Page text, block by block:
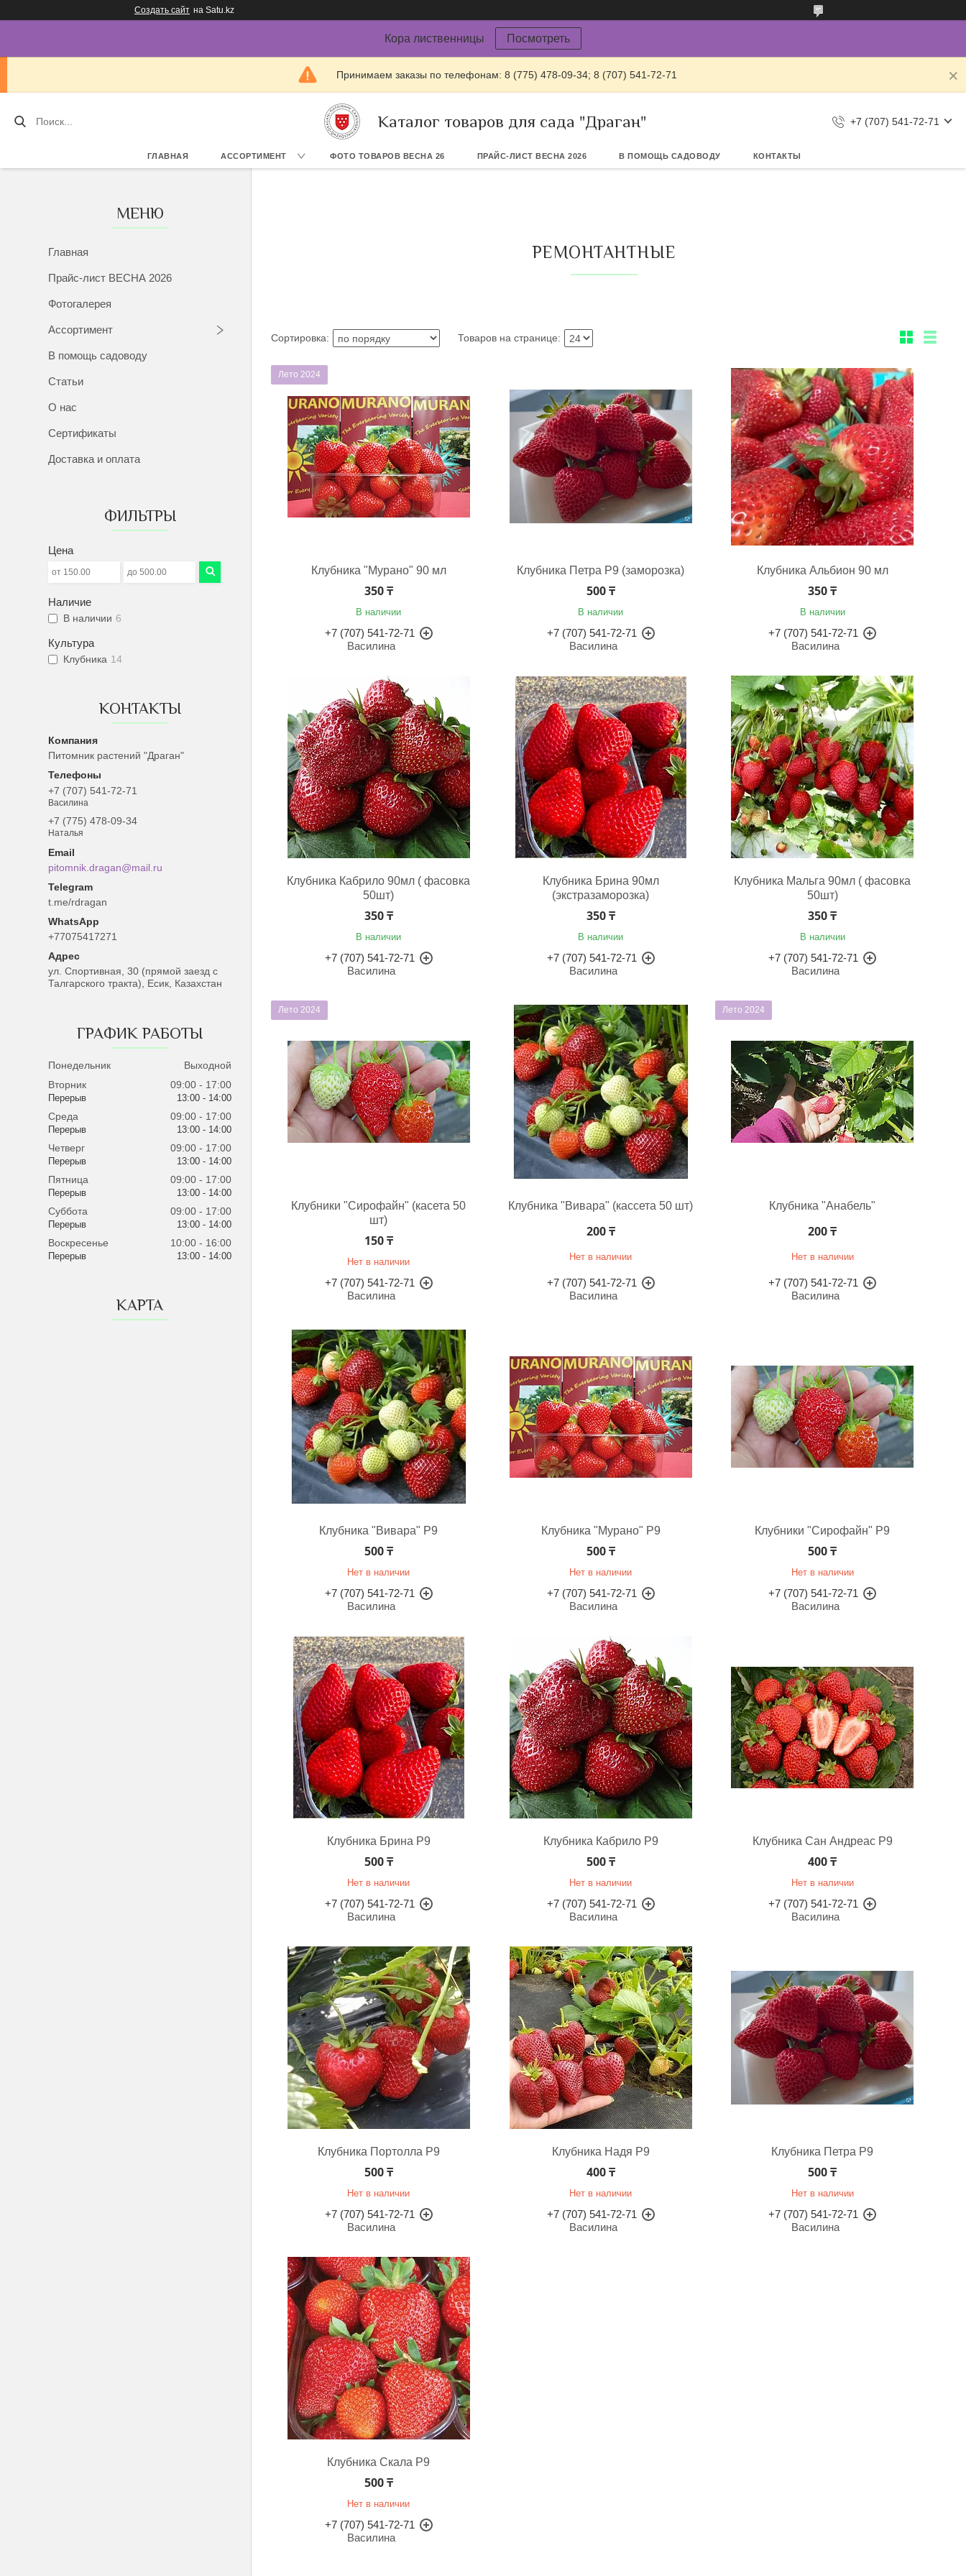
Создать сайт на Satu.kz
Кора лиственницы Посмотреть
Принимаем заказы по телефонам: 8 (775) 478-09-34; 8 (707) 541-72-71
Каталог товаров для сада "Драган" +7 (707) 541-72-71
ГЛАВНАЯ АССОРТИМЕНТ ФОТО ТОВАРОВ ВЕСНА 26 ПРАЙС-ЛИСТ ВЕСНА 2026 В ПОМОЩЬ САДОВОДУ КОНТАКТЫ
Главная
Прайс-лист ВЕСНА 2026
Фотогалерея
Ассортимент
В помощь садоводу
Статьи
О нас
Сертификаты
Доставка и оплата
ФИЛЬТРЫ
Цена
Наличие
В наличии 6
Культура
Клубника 14
КОНТАКТЫ
Питомник растений "Драган"
+7 (707) 541-72-71
Василина
+7 (775) 478-09-34
Наталья
pitomnik.dragan@mail.ru
t.me/rdragan
+77075417271
ул. Спортивная, 30 (прямой заезд с
Талгарского тракта), Есик, Казахстан
ГРАФИК РАБОТЫ
Понедельник
Выходной
Вторник
09:00 17:00
13:00 14:00
Среда 09:00 17:00
13:00 14:00
Четверг 09:00 17:00
13:00 14:00
Пятница 09:00 17:00
13:00 14:00
Суббота 09:00 17:00
13:00 14:00
Воскресенье 10:00 16:00
13:00 14:00
КАРТА
РЕМОНТАНТНЫЕ
Лето 2024
Клубника "Мурано" 90 мл
350 ₸
В наличии
+7 (707) 541-72-71
Василина
Клубника Петра Р9 (заморозка)
500 ₸
В наличии
+7 (707) 541-72-71
Василина
Клубника Альбион 90 мл
350 ₸
В наличии
+7 (707) 541-72-71
Василина
Клубника Кабрило 90мл ( фасовка
50шт)
350 ₸
В наличии
+7 (707) 541-72-71
Василина
Клубника Брина 90мл
(экстразаморозка)
350 ₸
В наличии
+7 (707) 541-72-71
Василина
Клубника Мальга 90мл ( фасовка
50шт)
350 ₸
В наличии
+7 (707) 541-72-71
Василина
Лето 2024
Клубники "Сирофайн" (касета 50
шт)
150 ₸
Нет в наличии
+7 (707) 541-72-71
Василина
Клубника "Вивара" (кассета 50 шт)
200 ₸
Нет в наличии
+7 (707) 541-72-71
Василина
Лето 2024
Клубника "Анабель"
200 ₸
Нет в наличии
+7 (707) 541-72-71
Василина
Клубника "Вивара" Р9
500 ₸
Нет в наличии
+7 (707) 541-72-71
Василина
Клубника "Мурано" Р9
500 ₸
Нет в наличии
+7 (707) 541-72-71
Василина
Клубники "Сирофайн" Р9
500 ₸
Нет в наличии
+7 (707) 541-72-71
Василина
Клубника Брина Р9
500 ₸
Нет в наличии
+7 (707) 541-72-71
Василина
Клубника Кабрило Р9
500 ₸
Нет в наличии
+7 (707) 541-72-71
Василина
Клубника Сан Андреас Р9
400 ₸
Нет в наличии
+7 (707) 541-72-71
Василина
Клубника Портолла Р9
500 ₸
Нет в наличии
+7 (707) 541-72-71
Василина
Клубника Надя Р9
400 ₸
Нет в наличии
+7 (707) 541-72-71
Василина
Клубника Петра Р9
500 ₸
Нет в наличии
+7 (707) 541-72-71
Василина
Клубника Скала Р9
500 ₸
Нет в наличии
+7 (707) 541-72-71
Василина